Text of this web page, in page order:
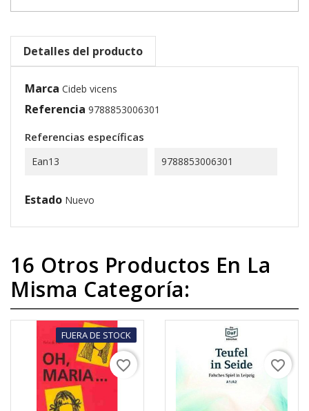
Detalles del producto
Marca Cideb vicens
Referencia 9788853006301
Referencias específicas
Ean13 9788853006301
Estado Nuevo
16 Otros Productos En La
Misma Categoría:
FUERA DE STOCK
favorite_border favorite_border